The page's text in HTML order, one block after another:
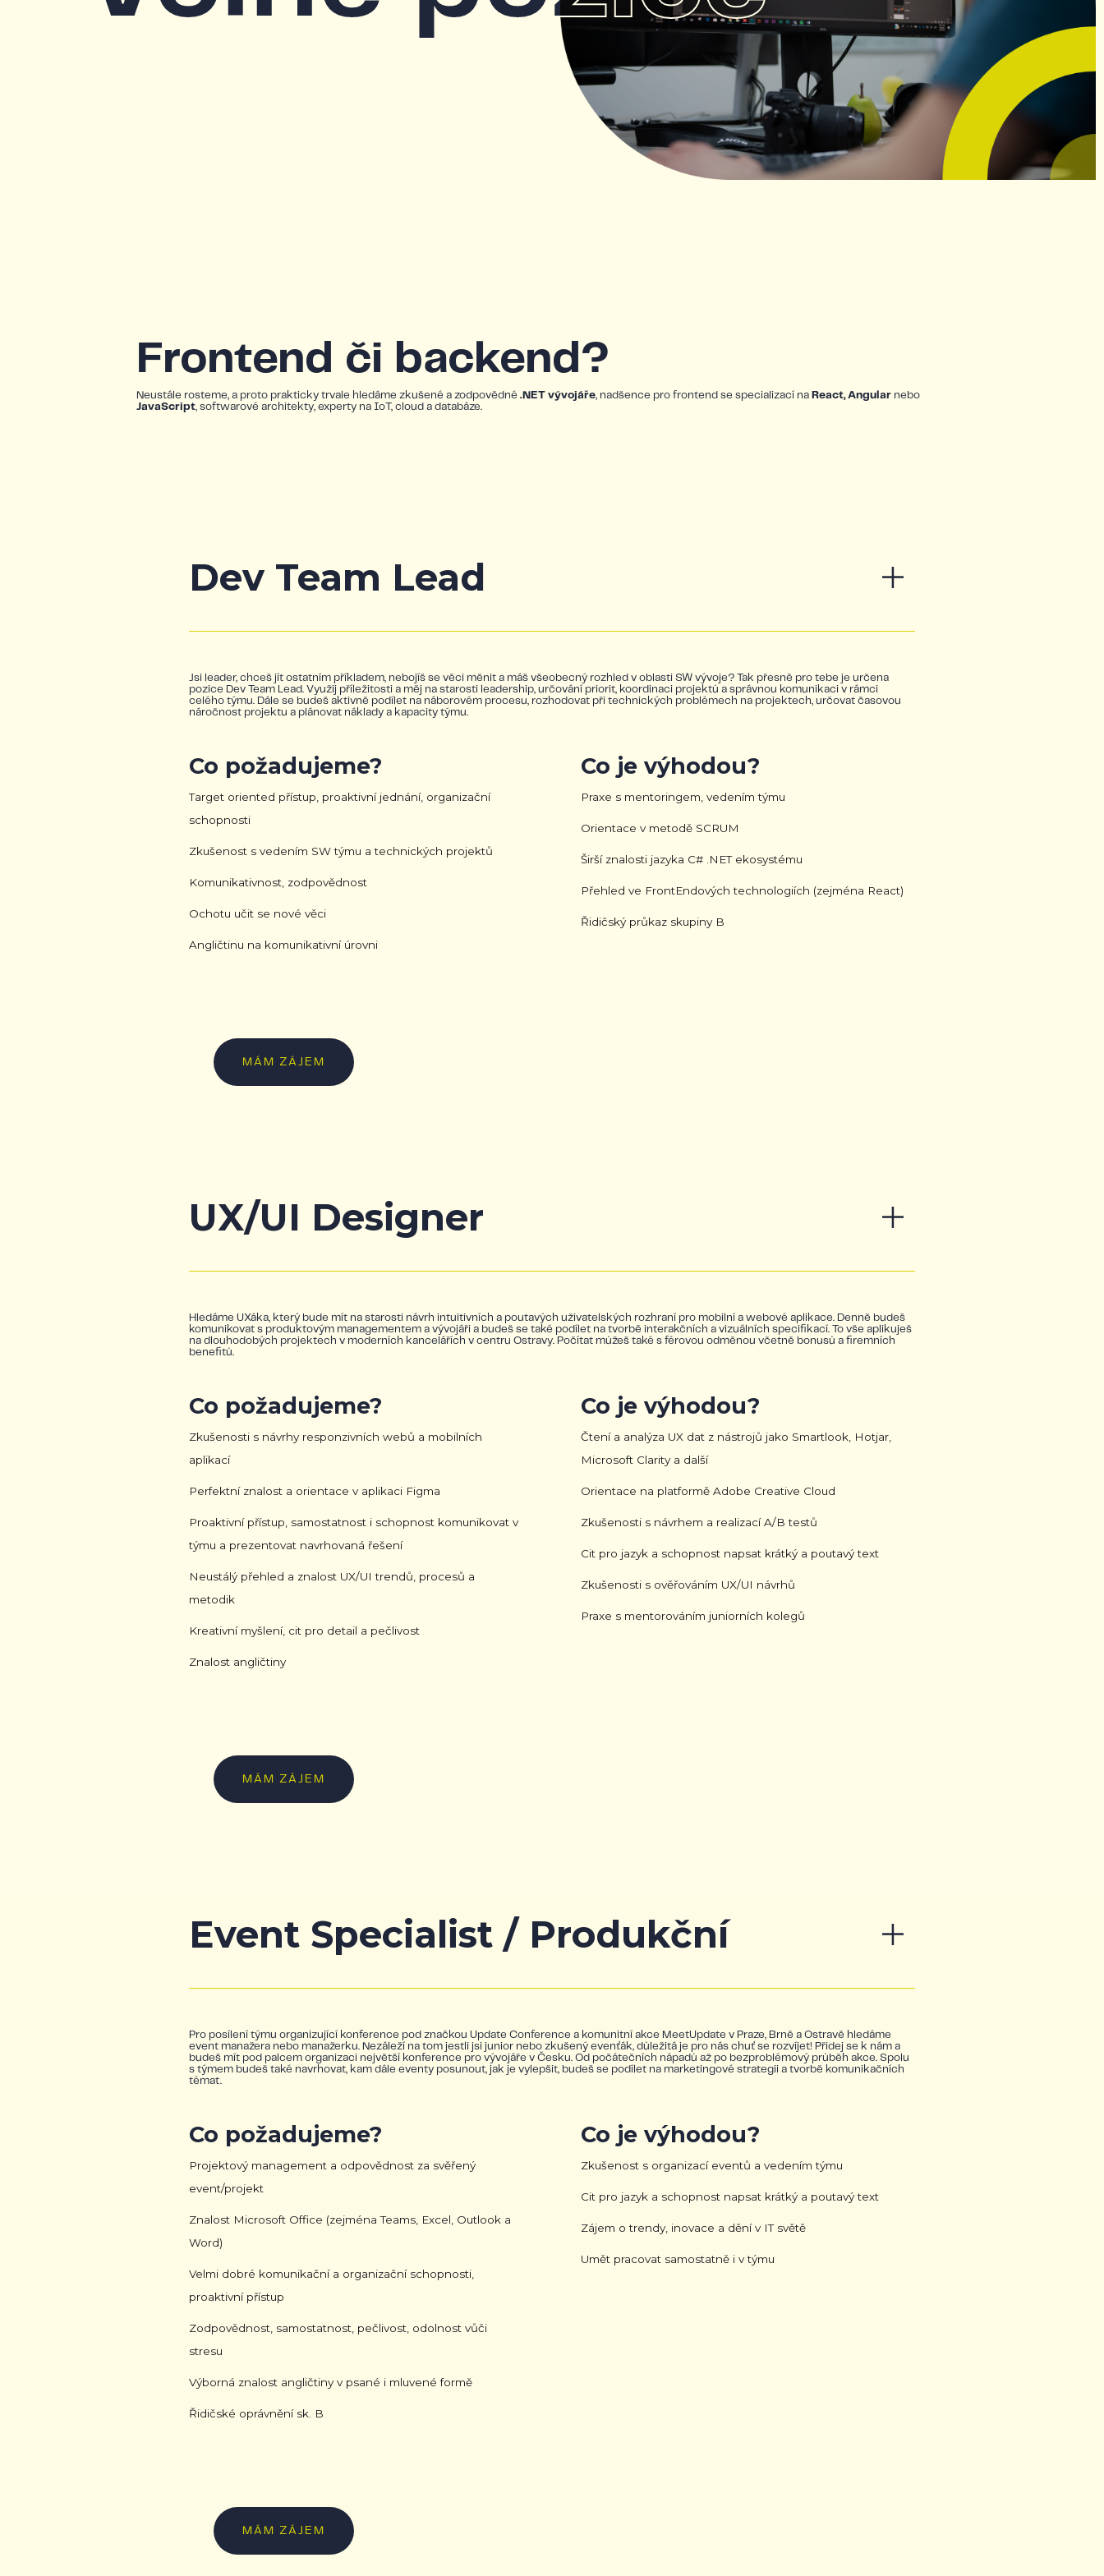
Frontend či backend?
Neustále rosteme, a proto prakticky trvale hledáme zkušené a zodpovědné.NET vývojáře, nadšence pro frontend se specializací na React, Angular nebo
JavaScript, softwarové architekty, experty na IoT, cloud a databáze.
Dev Team Lead
Jsi leader, chceš jít ostatním příkladem, nebojíš se věci měnit a máš všeobecný rozhled v oblasti SW vývoje? Tak přesně pro tebe je určena
pozice Dev Team Lead. Využij příležitosti a měj na starosti leadership, určování priorit, koordinaci projektů a správnou komunikaci v rámci
celého týmu. Dále se budeš aktivně podílet na náborovém procesu, rozhodovat při technických problémech na projektech, určovat časovou
náročnost projektu a plánovat náklady a kapacity týmu.
Co požadujeme?
Target oriented přístup, proaktivní jednání, organizační
schopnosti
Zkušenost s vedením SW týmu a technických projektů
Komunikativnost, zodpovědnost
Ochotu učit se nové věci
Angličtinu na komunikativní úrovni
Co je výhodou?
Praxe s mentoringem, vedením týmu
Orientace v metodě SCRUM
Širší znalosti jazyka C# .NET ekosystému
Přehled ve FrontEndových technologiích (zejména React)
Řidičský průkaz skupiny B
MÁM ZÁJEM
UX/UI Designer
Hledáme UXáka, který bude mít na starosti návrh intuitivních a poutavých uživatelských rozhraní pro mobilní a webové aplikace. Denně budeš
komunikovat s produktovým managementem a vývojáři a budeš se také podílet na tvorbě interakčních a vizuálních specifikací. To vše aplikuješ
na dlouhodobých projektech v moderních kancelářích v centru Ostravy. Počítat můžeš také s férovou odměnou včetně bonusů a firemních
benefitů.
Co požadujeme?
Zkušenosti s návrhy responzivních webů a mobilních
aplikací
Perfektní znalost a orientace v aplikaci Figma
Proaktivní přístup, samostatnost i schopnost komunikovat v
týmu a prezentovat navrhovaná řešení
Neustálý přehled a znalost UX/UI trendů, procesů a
metodik
Kreativní myšlení, cit pro detail a pečlivost
Znalost angličtiny
Co je výhodou?
Čtení a analýza UX dat z nástrojů jako Smartlook, Hotjar,
Microsoft Clarity a další
Orientace na platformě Adobe Creative Cloud
Zkušenosti s návrhem a realizací A/B testů
Cit pro jazyk a schopnost napsat krátký a poutavý text
Zkušenosti s ověřováním UX/UI návrhů
Praxe s mentorováním juniorních kolegů
MÁM ZÁJEM
Event Specialist / Produkční
Pro posílení týmu organizující konference pod značkou Update Conference a komunitní akce MeetUpdate v Praze, Brně a Ostravě hledáme
event manažera nebo manažerku. Nezáleží na tom jestli jsi junior nebo zkušený evenťák, důležitá je pro nás chuť se rozvíjet! Přidej se k nám a
budeš mít pod palcem organizaci největší konference pro vývojáře v Česku. Od počátečních nápadů až po bezproblémový průběh akce. Spolu
s týmem budeš také navrhovat, kam dále eventy posunout, jak je vylepšit, budeš se podílet na marketingové strategii a tvorbě komunikačních
témat.
Co požadujeme?
Projektový management a odpovědnost za svěřený
event/projekt
Znalost Microsoft Office (zejména Teams, Excel, Outlook a
Word)
Velmi dobré komunikační a organizační schopnosti,
proaktivní přístup
Zodpovědnost, samostatnost, pečlivost, odolnost vůči
stresu
Výborná znalost angličtiny v psané i mluvené formě
Řidičské oprávnění sk. B
Co je výhodou?
Zkušenost s organizací eventů a vedením týmu
Cit pro jazyk a schopnost napsat krátký a poutavý text
Zájem o trendy, inovace a dění v IT světě
Umět pracovat samostatně i v týmu
MÁM ZÁJEM